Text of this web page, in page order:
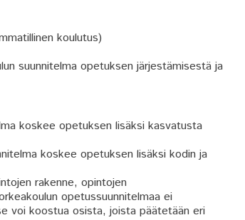
koulutus)
suunnitelma opetuksen järjestämisestä ja
koskee opetuksen lisäksi kasvatusta
koskee opetuksen lisäksi kodin ja
rakenne, opintojen
opetussuunnitelmaa ei
voi koostua osista, joista päätetään eri